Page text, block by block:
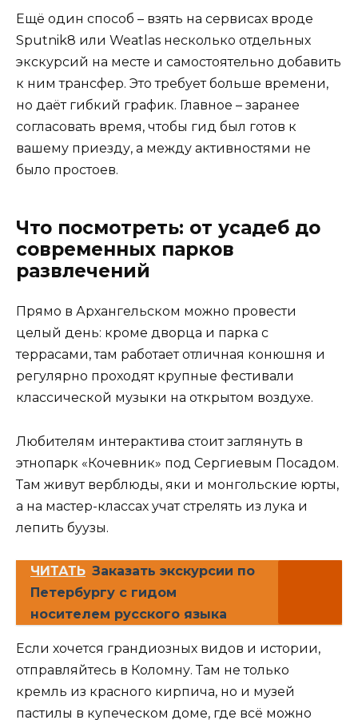
Ещё один способ – взять на сервисах вроде
Sputnik8 или Weatlas несколько отдельных
экскурсий на месте и самостоятельно добавить
к ним трансфер. Это требует больше времени,
но даёт гибкий график. Главное – заранее
согласовать время, чтобы гид был готов к
вашему приезду, а между активностями не
было простоев.
Что посмотреть: от усадеб до
современных парков
развлечений
Прямо в Архангельском можно провести
целый день: кроме дворца и парка с
террасами, там работает отличная конюшня и
регулярно проходят крупные фестивали
классической музыки на открытом воздухе.
Любителям интерактива стоит заглянуть в
этнопарк «Кочевник» под Сергиевым Посадом.
Там живут верблюды, яки и монгольские юрты,
а на мастер-классах учат стрелять из лука и
лепить буузы.
ЧИТАТЬ Заказать экскурсии по
Петербургу с гидом
носителем русского языка
Если хочется грандиозных видов и истории,
отправляйтесь в Коломну. Там не только
кремль из красного кирпича, но и музей
пастилы в купеческом доме, где всё можно